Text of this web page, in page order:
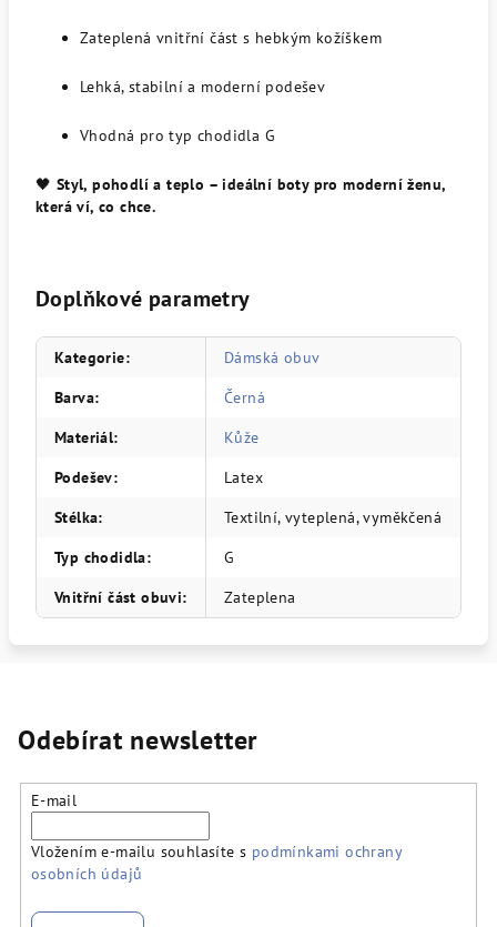
Zateplená vnitřní část s hebkým kožíškem
Lehká, stabilní a moderní podešev
Vhodná pro typ chodidla G
🖤 Styl, pohodlí a teplo – ideální boty pro moderní ženu,
která ví, co chce.
Doplňkové parametry
Kategorie:
Dámská obuv
Barva:
Černá
Materiál:
Kůže
Podešev:
Latex
Stélka:
Textilní, vyteplená, vyměkčená
Typ chodidla:
G
Vnitřní část obuvi: Zateplena
Odebírat newsletter
E-mail
Vložením e-mailu souhlasíte s podmínkami ochrany
osobních údajů